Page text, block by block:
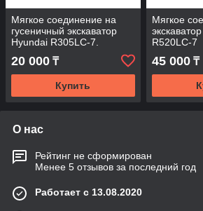
Мягкое соединение на
гусеничный экскаватор
Hyundai R305LC-7.
20 000 ₸
Купить
Мягкое
R520LC-7
45 000₸
О нас
Рейтинг не сформирован
Менее 5 отзывов за последний год
Работает с 13.08.2020